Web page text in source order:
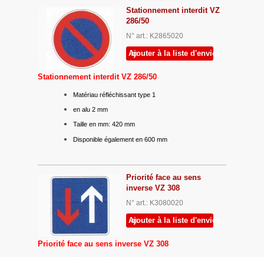
Stationnement interdit VZ
286/50
N° art.: K2865020
Ajouter à la liste d'envies
Stationnement interdit VZ 286/50
Matériau réfléchissant type 1
en alu 2 mm
Taille en mm: 420 mm
Disponible également en 600 mm
Priorité face au sens
inverse VZ 308
N° art.: K3080020
Ajouter à la liste d'envies
Priorité face au sens inverse VZ 308